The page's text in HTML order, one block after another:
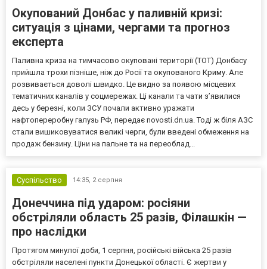
Окупований Донбас у паливній кризі:
ситуація з цінами, чергами та прогноз
експерта
Паливна криза на тимчасово окуповані території (ТОТ) Донбасу
прийшла трохи пізніше, ніж до Росії та окупованого Криму. Але
розвивається доволі швидко. Це видно за появою місцевих
тематичних каналів у соцмережах. Ці канали та чати з’явилися
десь у березні, коли ЗСУ почали активно уражати
нафтопереробну галузь РФ, передає novosti.dn.ua. Тоді ж біля АЗС
стали вишиковуватися великі черги, були введені обмеження на
продаж бензину. Ціни на пальне та на переоблад...
Суспільство 14:35, 2 серпня
Донеччина під ударом: росіяни
обстріляли область 25 разів, Філашкін —
про наслідки
Протягом минулої доби, 1 серпня, російські війська 25 разів
обстріляли населені пункти Донецької області. Є жертви у